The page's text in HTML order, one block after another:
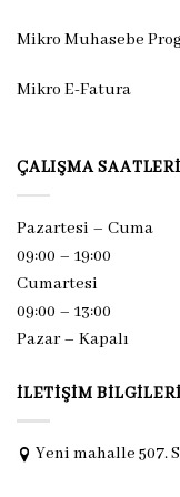
Mikro Muhasebe
Mikro E-Fatura
ÇALIŞMA SAATLERI
Pazartesi – Cuma
09:00 – 19:00
Cumartesi
09:00 – 13:00
Pazar – Kapalı
İLETIŞIM
Yeni mahalle 507.